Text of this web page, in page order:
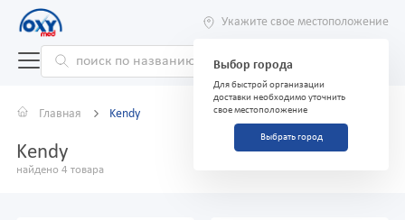
Укажите свое местоположение
Выбор города
Для быстрой организации
доставки необходимо уточнить
свое местоположение
Выбрать город
Главная Kendy
Kendy
найдено 4 товара